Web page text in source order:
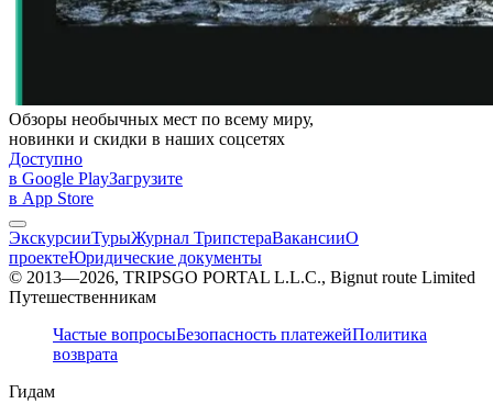
Обзоры необычных мест по всему миру,
новинки и скидки в наших соцсетях
Доступно
в Google PlayЗагрузите
в App Store
ЭкскурсииТурыЖурнал ТрипстераВакансииО
проектеЮридические документы
© 2013—2026, TRIPSGO PORTAL L.L.C., Bignut route Limited
Путешественникам
Частые вопросыБезопасность платежейПолитика
возврата
Гидам